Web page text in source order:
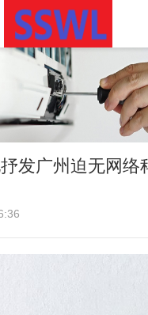
发广州迫无网络